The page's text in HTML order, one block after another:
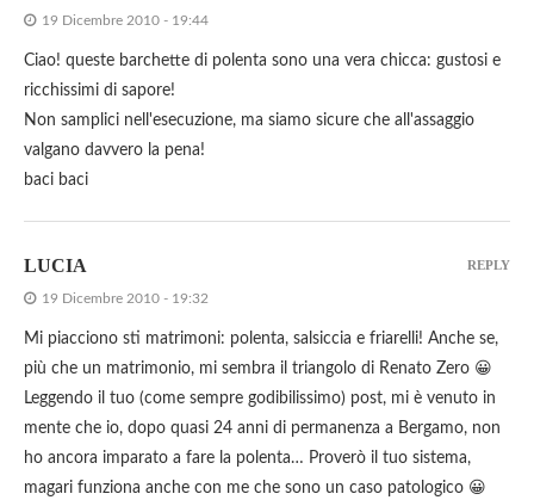
19 Dicembre 2010 - 19:44
Ciao! queste barchette di polenta sono una vera chicca: gustosi e
ricchissimi di sapore!
Non samplici nell'esecuzione, ma siamo sicure che all'assaggio
valgano davvero la pena!
baci baci
LUCIA
19 Dicembre 2010 - 19:32
Mi piacciono sti matrimoni: polenta, salsiccia e friarelli! Anche se,
più che un matrimonio, mi sembra il triangolo di Renato Zero 😀
Leggendo il tuo (come sempre godibilissimo) post, mi è venuto in
mente che io, dopo quasi 24 anni di permanenza a Bergamo, non
ho ancora imparato a fare la polenta… Proverò il tuo sistema,
magari funziona anche con me che sono un caso patologico 😀
REPLY